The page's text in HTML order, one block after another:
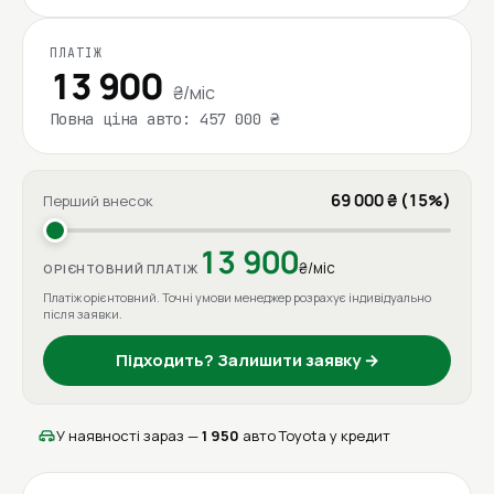
ПЛАТІЖ
13 900 ₴/міс
Повна ціна авто: 457 000 ₴
Перший внесок 69 000 ₴ (15%)
ОРІЄНТОВНИЙ ПЛАТІЖ 13 900₴/міс
Платіж орієнтовний. Точні умови менеджер розрахує індивідуально
після заявки.
Підходить? Залишити заявку →
У наявності зараз —1 950 авто Toyota у кредит